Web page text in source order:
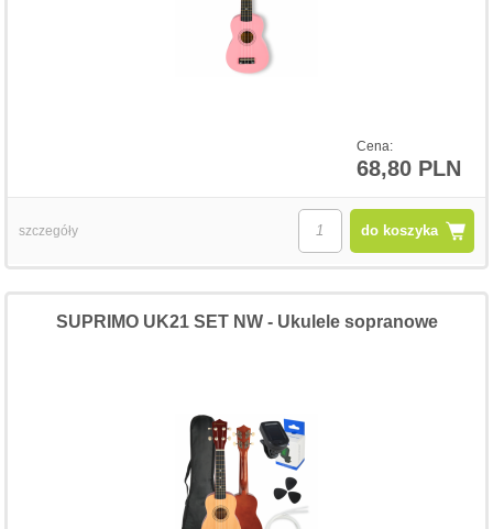
Cena:
68,80 PLN
do koszyka
szczegóły
SUPRIMO UK21 SET NW - Ukulele sopranowe